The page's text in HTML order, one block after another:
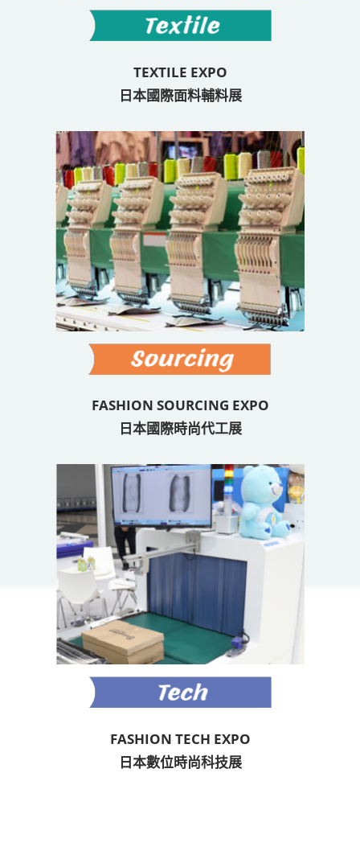
TEXTILE EXPO
日本國際面料輔料展
FASHION SOURCING EXPO
日本國際時尚代工展
FASHION TECH EXPO
日本數位時尚科技展